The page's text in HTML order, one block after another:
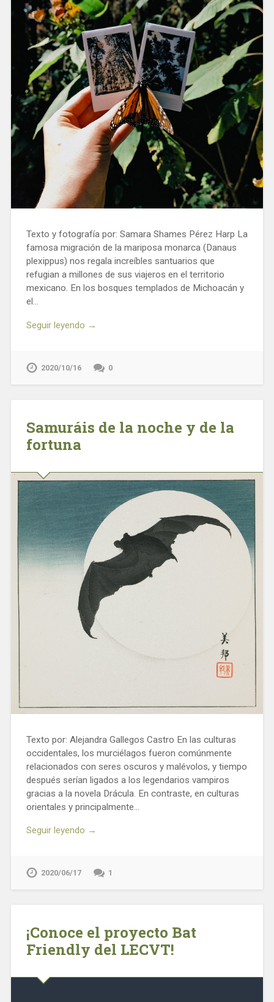
Texto y fotografía por: Samara Shames Pérez Harp La
famosa migración de la mariposa monarca (Danaus
plexippus) nos regala increíbles santuarios que
refugian a millones de sus viajeros en el territorio
mexicano. En los bosques templados de Michoacán y
el…
Seguir leyendo →
2020/10/16 0
Samuráis de la noche y de la
fortuna
Texto por: Alejandra Gallegos Castro En las culturas
occidentales, los murciélagos fueron comúnmente
relacionados con seres oscuros y malévolos, y tiempo
después serían ligados a los legendarios vampiros
gracias a la novela Drácula. En contraste, en culturas
orientales y principalmente…
Seguir leyendo →
2020/06/17 1
¡Conoce el proyecto Bat
Friendly del LECVT!